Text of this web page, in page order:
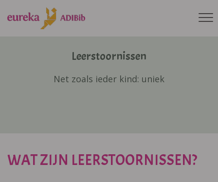
Leerstoornissen
Net zoals ieder kind: uniek
WAT ZIJN LEERSTOORNISSEN?